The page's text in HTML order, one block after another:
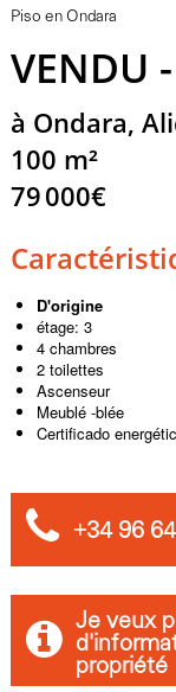
Piso en Ondara
VENDU
à Ondara,
100 m²
79 000€
D'origine
étage: 3
4 chambres
2 toilettes
Ascenseur
Meublé -blée
Certificado
+34 96
Je veux
propriété